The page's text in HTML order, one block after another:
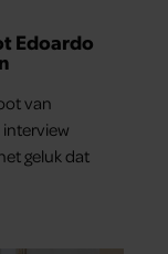
Edoardo
van
interview
geluk dat